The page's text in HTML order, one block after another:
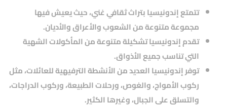
تتمتع إندونيسيا بتراث ثقافي غني، حيث يعيش فيها
مجموعة متنوعة من الشعوب والأعراق والأديان.
تقدم إندونيسيا تشكيلة متنوعة من المأكولات الشهية
التي تناسب جميع الأذواق.
توفر إندونيسيا العديد من الأنشطة الترفيهية للعائلات، مثل
ركوب الأمواج، والغوص، ورحلات الطبيعة، وركوب الدراجات،
والتسلق على الجبال، وغيرها الكثير.